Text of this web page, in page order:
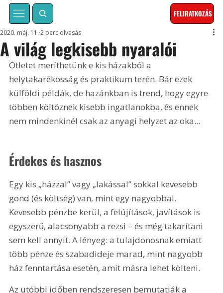
FELIRATKOZÁS
A világ legkisebb nyaralói
2020. máj. 11. 2 perc olvasás
Ötletet meríthetünk e kis házakból a
helytakarékosság és praktikum terén. Bár ezek
külföldi példák, de hazánkban is trend, hogy egyre
többen költöznek kisebb ingatlanokba, és ennek
nem mindenkinél csak az anyagi helyzet az oka...
Érdekes és hasznos
Egy kis „házzal” vagy „lakással” sokkal kevesebb
gond (és költség) van, mint egy nagyobbal.
Kevesebb pénzbe kerül, a felújítások, javítások is
egyszerű, alacsonyabb a rezsi – és még takarítani
sem kell annyit. A lényeg: a tulajdonosnak emiatt
több pénze és szabadideje marad, mint nagyobb
ház fenntartása esetén, amit másra lehet költeni.
Az utóbbi időben rendszeresen bemutatják a